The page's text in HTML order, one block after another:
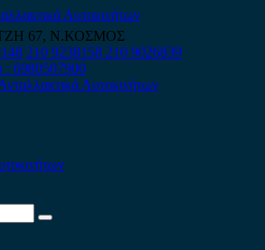
67, Ν.ΚΟΣΜΟΣ
210 9238158 210 9026839
: 6980507900